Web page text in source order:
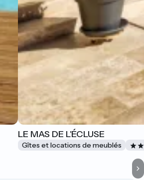
LE MAS DE L'ÉCLUSE
Gîtes et locations de meublés